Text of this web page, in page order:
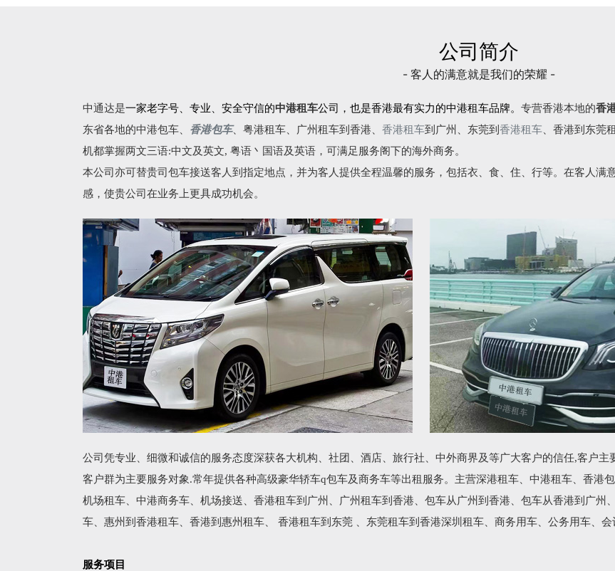
公司简介
- 客人的满意就是我们的荣耀 -
中通达是一家老字号、专业、安全守信的中港租车公司，也是香港最有实力的中港租车品牌。 专营香港本地的香
东省各地的中港包车 香港包车、 粤港租车 、广州租车到香港、 香港租车到广州、东莞到 香港租车 、香港到东莞
机都掌握两文三语:中文及英文, 粤语丶国语及英语，可满足服务阁下的海外商务。
本公司亦可替贵司包车接送客人到指定地点，并为客人提供全程温馨的服务，包括衣、食、住、行等。在客人满
感，使贵公司在业务上更具成功机会。
公司凭专业、细微和诚信的服务态度深获各大机构、社团、酒店、旅行社、中外商界及等广大客户的信任,客户
客户群为主要服务对象.常年提供各种高级豪华轿车q包车及商务车等出租服务。主营深港租车、中港租车、香港包
机场租车、中港商务车、机场接送、香港租车到广州、广州租车到香港、包车从广州到香港、包车从香港到广州
车、惠州到香港租车、香港到惠州租车、 香港租车到东莞 、东莞租车到香港深圳租车、商务用车、公务用车、会
服务项目